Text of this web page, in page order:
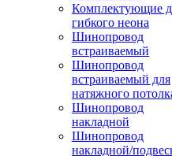
Комплектующие
гибкого неона
Шинопровод
встраиваемый
Шинопровод
встраиваемый для
натяжного
Шинопровод
накладной
Шинопровод
накладной/